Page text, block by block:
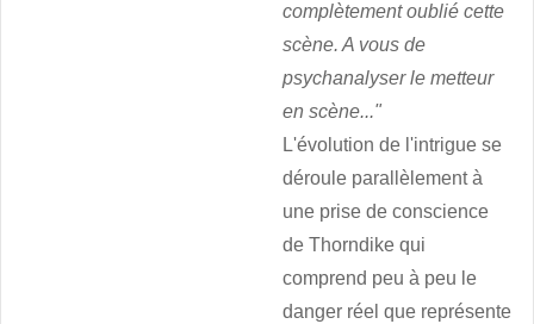
complètement oublié cette
scène. A vous de
psychanalyser le metteur
en scène..."
L'évolution de l'intrigue se
déroule parallèlement à
une prise de conscience
de Thorndike qui
comprend peu à peu le
danger réel que représente